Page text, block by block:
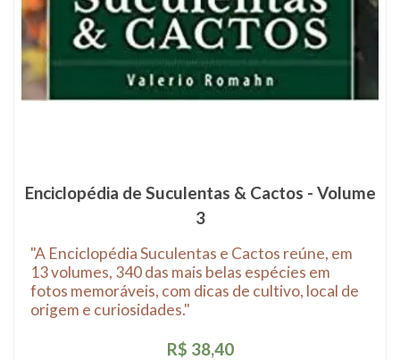
Enciclopédia de Suculentas & Cactos - Volume
3
"A Enciclopédia Suculentas e Cactos reúne, em
13 volumes, 340 das mais belas espécies em
fotos memoráveis, com dicas de cultivo, local de
origem e curiosidades."
R$ 38,40